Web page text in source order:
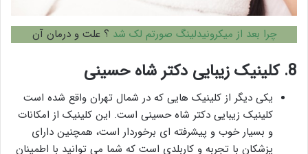
چرا بعد از میکرونیدلینگ صورتم لک شد ؟ علت و درمان آن
8. کلینیک زیبایی دکتر شاه حسینی
یکی دیگر از کلینیک هایی که در شمال تهران واقع شده است
کلینیک زیبایی دکتر شاه حسینی است. این کلینیک از امکانات
و بسیار خوب و پیشرفته ای برخوردار است، همچنین دارای
پزشکان با تجربه و کاربلدی است که شما می توانید با اطمینان